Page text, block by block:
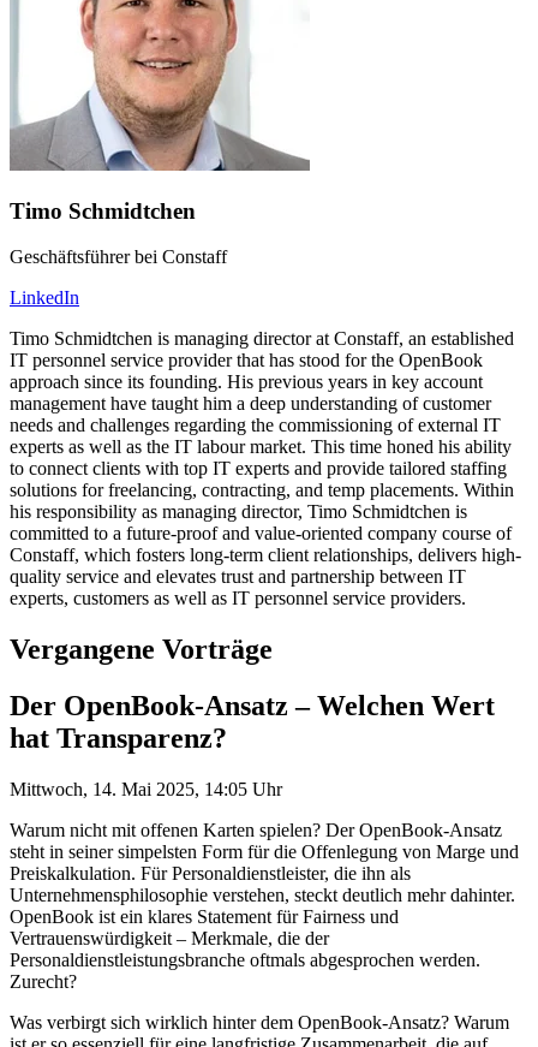
Timo Schmidtchen
Geschäftsführer bei Constaff
LinkedIn
Timo Schmidtchen is managing director at Constaff, an established
IT personnel service provider that has stood for the OpenBook
approach since its founding. His previous years in key account
management have taught him a deep understanding of customer
needs and challenges regarding the commissioning of external IT
experts as well as the IT labour market. This time honed his ability
to connect clients with top IT experts and provide tailored staffing
solutions for freelancing, contracting, and temp placements. Within
his responsibility as managing director, Timo Schmidtchen is
committed to a future-proof and value-oriented company course of
Constaff, which fosters long-term client relationships, delivers high-
quality service and elevates trust and partnership between IT
experts, customers as well as IT personnel service providers.
Vergangene Vorträge
Der OpenBook-Ansatz – Welchen Wert
hat Transparenz?
Mittwoch, 14. Mai 2025, 14:05 Uhr
Warum nicht mit offenen Karten spielen? Der OpenBook-Ansatz
steht in seiner simpelsten Form für die Offenlegung von Marge und
Preiskalkulation. Für Personaldienstleister, die ihn als
Unternehmensphilosophie verstehen, steckt deutlich mehr dahinter.
OpenBook ist ein klares Statement für Fairness und
Vertrauenswürdigkeit – Merkmale, die der
Personaldienstleistungsbranche oftmals abgesprochen werden.
Zurecht?
Was verbirgt sich wirklich hinter dem OpenBook-Ansatz? Warum